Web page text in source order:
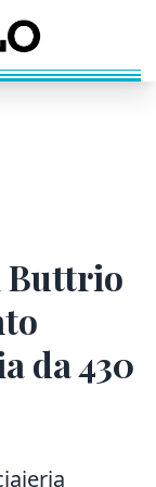
Buttrio
da 430